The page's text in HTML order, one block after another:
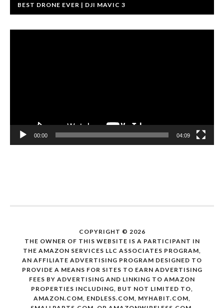
BEST DRONE EVER | DJI MAVIC 3
00:00 04:09
COPYRIGHT © 2026
THE OWNER OF THIS WEBSITE IS A PARTICIPANT IN
THE AMAZON SERVICES LLC ASSOCIATES PROGRAM,
AN AFFILIATE ADVERTISING PROGRAM DESIGNED TO
PROVIDE A MEANS FOR SITES TO EARN ADVERTISING
FEES BY ADVERTISING AND LINKING TO AMAZON
PROPERTIES INCLUDING, BUT NOT LIMITED TO,
AMAZON.COM, ENDLESS.COM, MYHABIT.COM,